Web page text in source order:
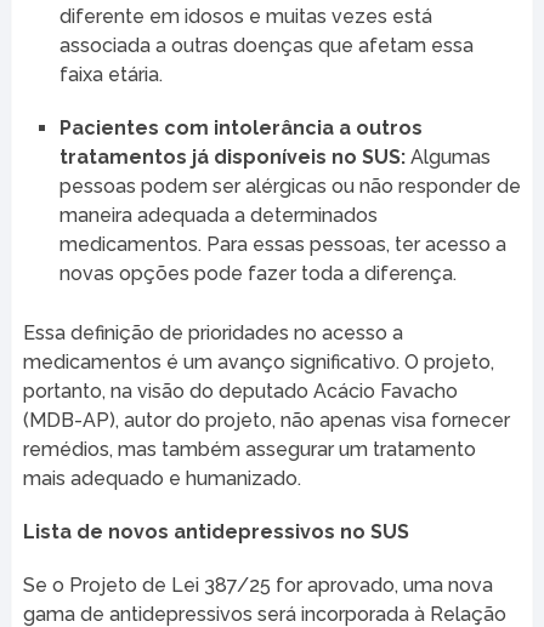
diferente em idosos e muitas vezes está
associada a outras doenças que afetam essa
faixa etária.
Pacientes com intolerância a outros
tratamentos já disponíveis no SUS:Algumas
pessoas podem ser alérgicas ou não responder de
maneira adequada a determinados
medicamentos. Para essas pessoas, ter acesso a
novas opções pode fazer toda a diferença.
Essa definição de prioridades no acesso a
medicamentos é um avanço significativo. O projeto,
portanto, na visão do deputado Acácio Favacho
(MDB-AP), autor do projeto, não apenas visa fornecer
remédios, mas também assegurar um tratamento
mais adequado e humanizado.
Lista de novos antidepressivos no SUS
Se o Projeto de Lei 387/25 for aprovado, uma nova
gama de antidepressivos será incorporada à Relação